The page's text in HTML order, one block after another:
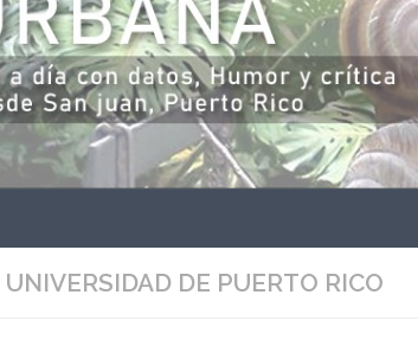
UNIVERSIDAD DE PUERTO RICO